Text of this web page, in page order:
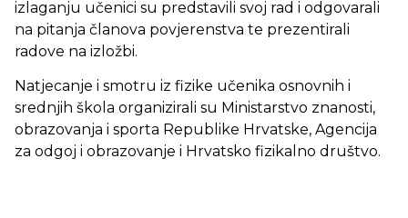
izlaganju učenici su predstavili svoj rad i odgovarali
na pitanja članova povjerenstva te prezentirali
radove na izložbi.
Natjecanje i smotru iz fizike učenika osnovnih i
srednjih škola organizirali su Ministarstvo znanosti,
obrazovanja i sporta Republike Hrvatske, Agencija
za odgoj i obrazovanje i Hrvatsko fizikalno društvo.